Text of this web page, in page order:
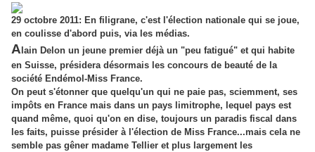
29 octobre 2011: En filigrane, c'est l'élection nationale qui se joue,
en coulisse d'abord puis, via les médias.
Alain Delon un jeune premier déjà un "peu fatigué" et qui habite
en Suisse, présidera désormais les concours de beauté de la
société Endémol-Miss France.
On peut s'étonner que quelqu'un qui ne paie pas, sciemment, ses
impôts en France mais dans un pays limitrophe, lequel pays est
quand même, quoi qu'on en dise, toujours un paradis fiscal dans
les faits, puisse présider à l'élection de Miss France...mais cela ne
semble pas gêner madame Tellier et plus largement les